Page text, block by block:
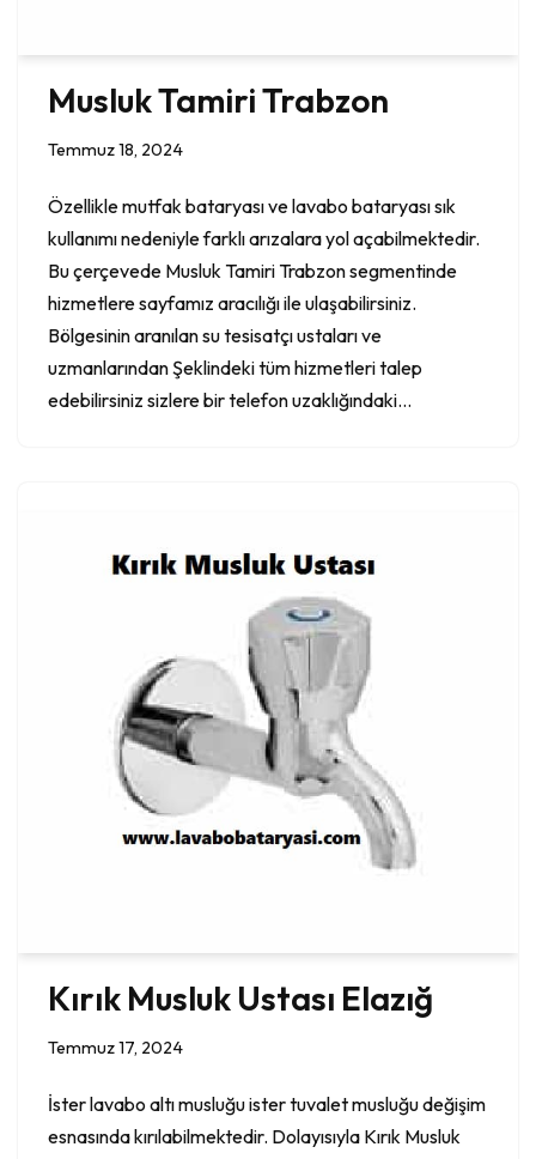
Musluk Tamiri Trabzon
Temmuz 18, 2024
Özellikle mutfak bataryası ve lavabo bataryası sık
kullanımı nedeniyle farklı arızalara yol açabilmektedir.
Bu çerçevede Musluk Tamiri Trabzon segmentinde
hizmetlere sayfamız aracılığı ile ulaşabilirsiniz.
Bölgesinin aranılan su tesisatçı ustaları ve
uzmanlarından Şeklindeki tüm hizmetleri talep
edebilirsiniz sizlere bir telefon uzaklığındaki…
Kırık Musluk Ustası Elazığ
Temmuz 17, 2024
İster lavabo altı musluğu ister tuvalet musluğu değişim
esnasında kırılabilmektedir. Dolayısıyla Kırık Musluk